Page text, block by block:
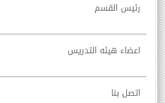
رئيس القسم
اعضاء هيئه التدريس
اتصل بنا